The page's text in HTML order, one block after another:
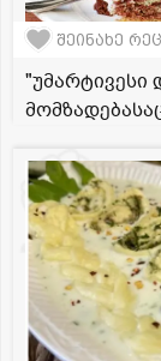
შეინახე